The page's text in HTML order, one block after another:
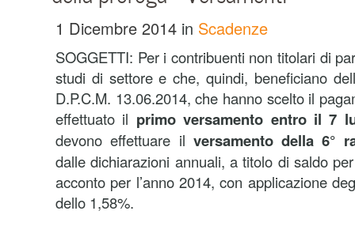
1 Dicembre 2014 in Scadenze
SOGGETTI: Per i contribuenti non titolari di
studi di settore e che, quindi, beneficiano
D.P.C.M. 13.06.2014, che hanno scelto il
effettuato il primo versamento entro il 7
devono effettuare il versamento della 6°
dalle dichiarazioni annuali, a titolo di saldo
acconto per l’anno 2014, con applicazione
dello 1,58%.